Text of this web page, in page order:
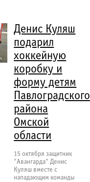
Денис Куляш
подарил
хоккейную
коробку и
форму детям
Павлоградского
района
Омской
области
15 октября защитник
"Авангарда" Денис
Куляш вместе с
нападающим команды